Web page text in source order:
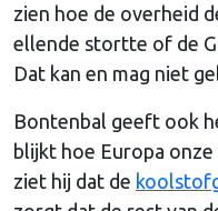
zien hoe de overheid
ellende stortte of de
Dat kan en mag niet
Bontenbal geeft ook
blijkt hoe Europa
ziet hij dat de